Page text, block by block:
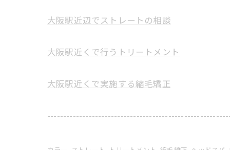
大阪駅近辺でストレートの相談
大阪駅近くで行うトリートメント
大阪駅近くで実施する縮毛矯正